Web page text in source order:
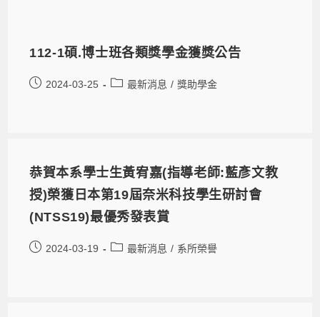
112-1碩.博士班各類獎學金獲獎公告
2024-03-25 最新消息 / 獎助學金
恭賀本系學士生黃宥嘉(指導老師:藍彥文教
授)榮獲日本第19屆奈米科技學生研討會
(NTSS19)最優秀發表賞
2024-03-19 最新消息 / 系所榮譽